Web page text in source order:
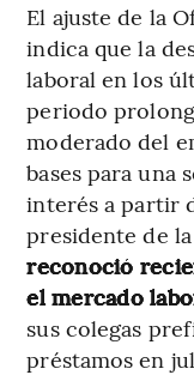
El ajuste de la
indica que la
laboral en los
periodo
moderado del
bases para una
interés a partir
presidente de la
reconoció
el mercado
sus colegas
préstamos en